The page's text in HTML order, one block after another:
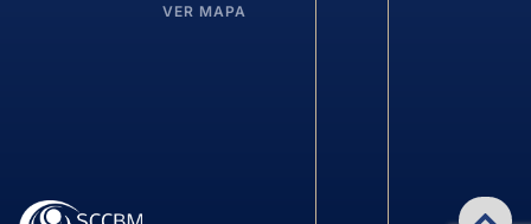
VER MAPA